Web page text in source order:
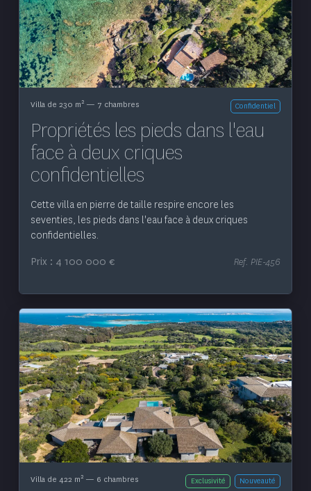
Voir le bien
Villa de 230 m2— 7 chambres Confidentiel
Propriétés les pieds dans l'eau
face à deux criques
confidentielles
Cette villa en pierre de taille respire encore les
seventies, les pieds dans l'eau face à deux criques
confidentielles.
Prix : 4 100 000 €
Ref. PIE-456
Voir le bien
Villa de 422 m2— 6 chambres Exclusivité Nouveauté